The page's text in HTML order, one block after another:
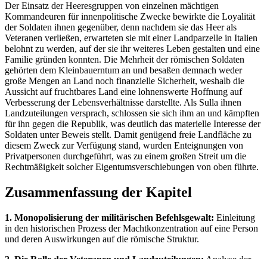
Der Einsatz der Heeresgruppen von einzelnen mächtigen
Kommandeuren für innenpolitische Zwecke bewirkte die Loyalität
der Soldaten ihnen gegenüber, denn nachdem sie das Heer als
Veteranen verließen, erwarteten sie mit einer Landparzelle in Italien
belohnt zu werden, auf der sie ihr weiteres Leben gestalten und eine
Familie gründen konnten. Die Mehrheit der römischen Soldaten
gehörten dem Kleinbauerntum an und besaßen demnach weder
große Mengen an Land noch finanzielle Sicherheit, weshalb die
Aussicht auf fruchtbares Land eine lohnenswerte Hoffnung auf
Verbesserung der Lebensverhältnisse darstellte. Als Sulla ihnen
Landzuteilungen versprach, schlossen sie sich ihm an und kämpften
für ihn gegen die Republik, was deutlich das materielle Interesse der
Soldaten unter Beweis stellt. Damit genügend freie Landfläche zu
diesem Zweck zur Verfügung stand, wurden Enteignungen von
Privatpersonen durchgeführt, was zu einem großen Streit um die
Rechtmäßigkeit solcher Eigentumsverschiebungen von oben führte.
Zusammenfassung der Kapitel
1. Monopolisierung der militärischen Befehlsgewalt: Einleitung
in den historischen Prozess der Machtkonzentration auf eine Person
und deren Auswirkungen auf die römische Struktur.